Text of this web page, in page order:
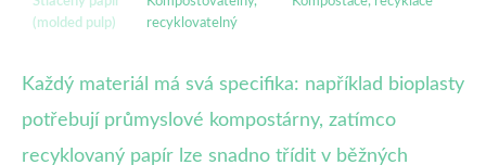
(molded pulp)
recyklovatelný
Každý materiál má svá specifika: například bioplasty
potřebují průmyslové kompostárny, zatímco
recyklovaný papír lze snadno třídit v běžných